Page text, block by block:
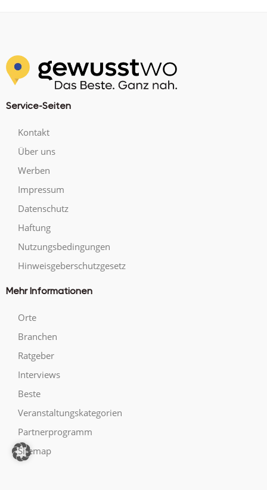
Service-Seiten
Kontakt
Über uns
Werben
Impressum
Datenschutz
Haftung
Nutzungsbedingungen
Hinweisgeberschutzgesetz
Mehr Informationen
Orte
Branchen
Ratgeber
Interviews
Beste
Veranstaltungskategorien
Partnerprogramm
Sitemap